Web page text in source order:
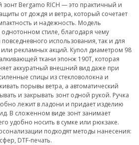
зонт Bergamo RICH — это практичный и
от дождя и ветра, который сочетает
и надежность. Модель
стиле, благодаря чему
использования, так и для
рекламных акций. Купол диаметром 98
ткани эпонж 190T, которая
аккуратный внешний вид даже при
спицы из стекловолокна и
порывы ветра, а автоматический
и закрывать зонт одной рукой. Ручка
лежит в ладони и придает изделию
В сложенном виде зонт занимает
удобно носить в сумке или рюкзаке.
подходят методы нанесения:
DTF-печать.